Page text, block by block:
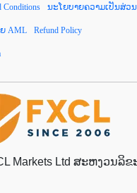
GBP/JPY GBP/USD
pound H1 H4
Introducing Broker
Conditions ນະໂຍບາຍຄວາມເປັນສ່ວ
AML Refund Policy
Markets Ltd ສະຫງວນລິຂ